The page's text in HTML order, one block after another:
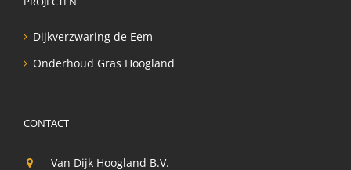
Dijkverzwaring de Eem
Onderhoud Gras Hoogland
CONTACT
Van Dijk Hoogland B.V.